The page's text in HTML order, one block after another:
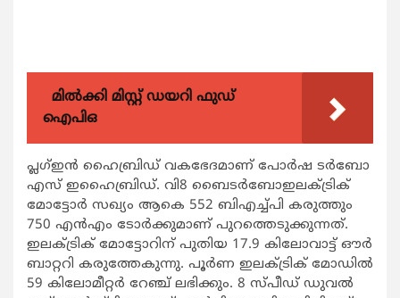
മിൽക്കി മിസ്റ്റ് ഡയറി ഫുഡ്
ഐപിഒ
പ്ലഗ്ഇന്‍ ഹൈബ്രിഡ് വകഭേദമാണ് പോര്‍ഷ ടര്‍ബോ
എസ് ഇഹൈബ്രിഡ്. വി8 ബൈടര്‍ബോഇലക്ട്രിക്
മോട്ടോര്‍ സഖ്യം ആകെ 552 ബിഎച്ച്പി കരുത്തും
750 എന്‍എം ടോര്‍ക്കുമാണ് പുറത്തെടുക്കുന്നത്.
ഇലക്ട്രിക് മോട്ടോറിന് പുതിയ 17.9 കിലോവാട്ട് ഔര്‍
ബാറ്ററി കരുത്തേകുന്നു. പൂര്‍ണ ഇലക്ട്രിക് മോഡില്‍
59 കിലോമീറ്റര്‍ റേഞ്ച് ലഭിക്കും. 8 സ്പീഡ് ഡുവല്‍